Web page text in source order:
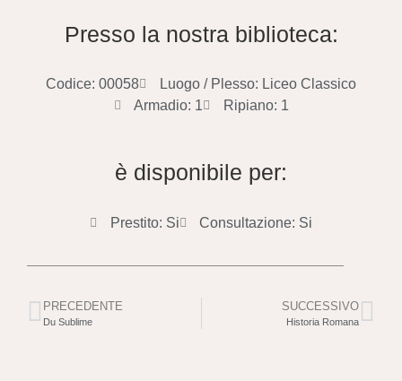
Presso la nostra biblioteca:
Codice: 00058
Luogo / Plesso: Liceo Classico
Armadio: 1
Ripiano: 1
è disponibile per:
Prestito: Si Consultazione: Si
PRECEDENTE
Du Sublime
SUCCESSIVO
Historia Romana